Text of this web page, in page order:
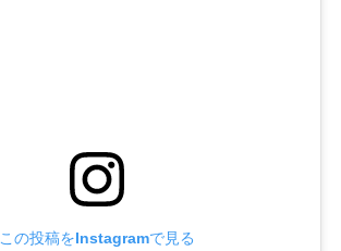
この投稿をInstagramで見る